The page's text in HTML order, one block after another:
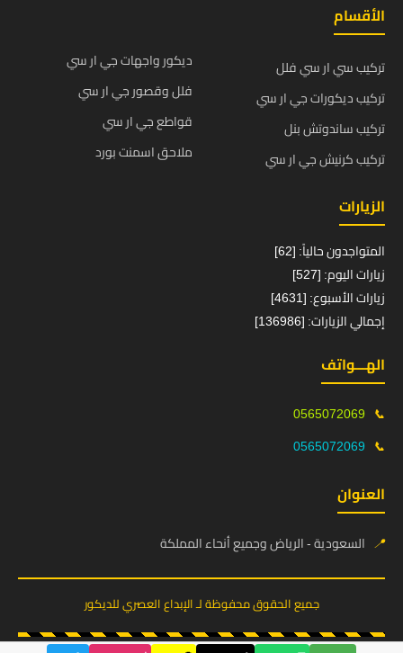
الأقسام
تركيب سي ار سي فلل
تركيب ديكورات جي ار سي
تركيب ساندوتش بنل
تركيب كرنيش جي ار سي
ديكور واجهات جي ار سي
فلل وقصور جي ار سي
قواطع جي ار سي
ملاحق اسمنت بورد
الزيارات
المتواجدون حالياً: [62]
زيارات اليوم: [527]
زيارات الأسبوع: [4631]
إجمالي الزيارات: [136986]
الهـــواتف
📞
0565072069
📞
0565072069
العنوان
📍 السعودية - الرياض وجميع أنحاء المملكة
جميع الحقوق محفوظة لـ الإبداع العصري للديكور